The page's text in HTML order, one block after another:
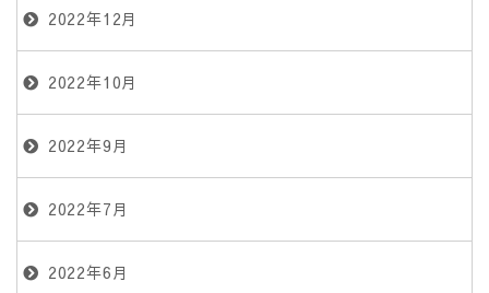
2022年12月
2022年10月
2022年9月
2022年7月
2022年6月